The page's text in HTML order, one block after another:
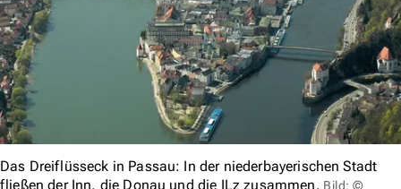
Das Dreiflüsseck in Passau: In der niederbayerischen Stadt
fließen der Inn, die Donau und die ILz zusammen. Bild: ©